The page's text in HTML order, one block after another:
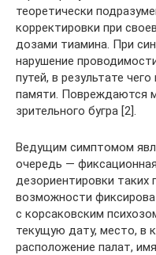
теоретически
корректировки при
дозами тиамина. При
нарушение
путей, в результате
памяти. Повреждаются
зрительного бугра [2].
Ведущим симптомом
очередь —
дезориентировки таких
возможности
с корсаковским
текущую дату, место, в
расположение палат,